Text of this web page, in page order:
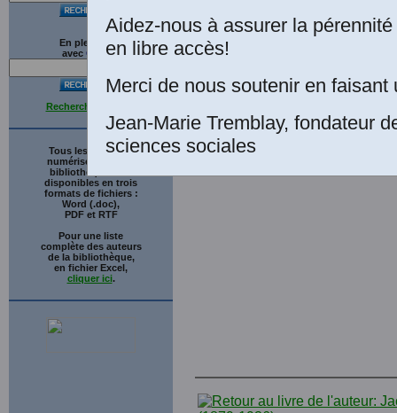
En plein texte
avec G gle
Recherche avancée
Tous les ouvrages
numérisés de cette
bibliothèque sont
disponibles en trois
formats de fichiers :
Word (.doc),
PDF et RTF
Pour une liste
complète des auteurs
de la bibliothèque,
en fichier Excel,
cliquer ici.
Aidez-nous à assurer la
en libre accès!
Merci de nous soutenir en faisant
Jean-Marie Tremblay, fondateur
sciences sociales